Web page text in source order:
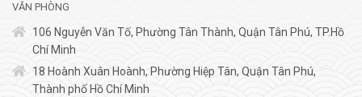
VĂN PHÒNG
106 Nguyễn Văn Tố, Phường Tân Thành, Quận Tân Phú, TP.Hồ
Chí Minh
18 Hoành Xuân Hoành, Phường Hiệp Tân, Quận Tân Phú,
Thành phố Hồ Chí Minh